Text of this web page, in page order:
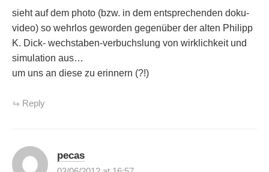
sieht auf dem photo (bzw. in dem entsprechenden doku-
video) so wehrlos geworden gegenüber der alten Philipp
K. Dick- wechstaben-verbuchslung von wirklichkeit und
simulation aus…
um uns an diese zu erinnern (?!)
Reply
pecas